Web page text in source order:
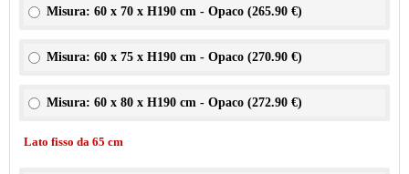
Misura: 60 x 70 x H190 cm - Opaco (265.90 €)
Misura: 60 x 75 x H190 cm - Opaco (270.90 €)
Misura: 60 x 80 x H190 cm - Opaco (272.90 €)
Lato fisso da 65 cm